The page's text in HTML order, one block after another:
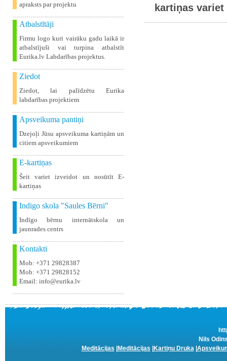
apraksts par projektu
Atbalstītāji
Firmu logo kuri vairāku gadu laikā ir
atbalstījuši vai turpina atbalstīt
Eurika.lv Labdarības projektus.
Ziedot
Ziedot, lai palīdzētu Eurika
labdarības projektiem
Apsveikuma pantiņi
Dzejoļi Jūsu apsveikuma kartiņām un
citiem apsveikumiem
E-kartiņas
Šeit variet izveidot un nosūtīt E-
kartiņas
Indigo skola "Saules Bērni"
Indīgo bērnu internātskola un
jaunrades centrs
Kontakti
Mob: +371 29828387
Mob: +371 29828152
Email: info@eurika.lv
kartiņas variet
Nils
Meditācijas
Meditācijas Kartiņu Druka|